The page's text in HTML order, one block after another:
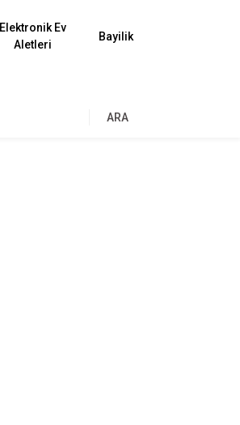
Elektronik Ev
Aletleri
Bayilik
ARA